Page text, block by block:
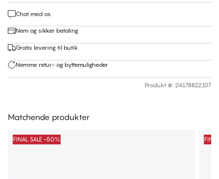
Chat med os
Nem og sikker betaling
Gratis levering til butik
Nemme retur- og byttemuligheder
Produkt #: 24178822107
Matchende produkter
FINAL SALE -50%